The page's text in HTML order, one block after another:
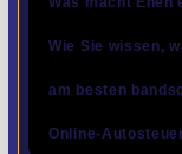
Wie Sie wissen,
am besten
Online-